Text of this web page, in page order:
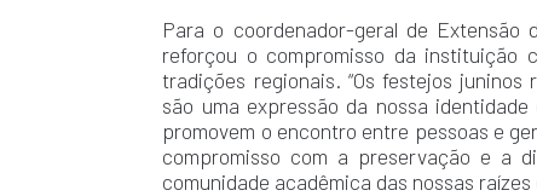
Para o coordenador-geral de Extensão
reforçou o compromisso da instituição
tradições regionais. “Os festejos
são uma expressão da nossa
promovem o encontro entre pessoas e
compromisso com a preservação e a
comunidade acadêmica das nossas